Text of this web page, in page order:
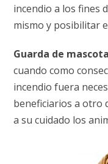
incendio a los fines
mismo y posibilitar
Guarda de
cuando como
incendio fuera
beneficiarios a otro
a su cuidado los